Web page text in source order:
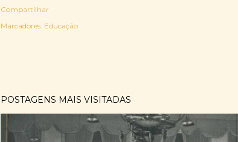
Compartilhar
Marcadores: Educação
POSTAGENS MAIS VISITADAS